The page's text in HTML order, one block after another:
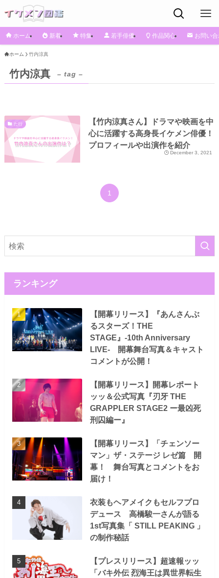
ホーム 新着 特集 若手俳優 作品関心 お問い
ホーム 竹内涼真
竹内涼真 – tag –
た行
【竹内涼真さん】ドラマや映画を中
心に活躍する高身長イケメン俳優！
プロフィールや出演作を紹介
December 3, 2021
1
ランキング
【開幕リリース】『あんさんぶ
るスターズ！THE
STAGE』-10th Anniversary
LIVE- 開幕舞台写真＆キャスト
コメントが公開！
【開幕リリース】開幕レポート
ッッ＆公式写真『刃牙 THE
GRAPPLER STAGE2 ー最凶死
刑囚編ー』
【開幕リリース】「チェンソー
マン」ザ・ステージ レゼ篇 開
幕！ 舞台写真とコメントをお
届け！
衣装もヘアメイクもセルフプロ
デュース 高橋駿一さんが語る
1st写真集「 STILL PEAKING 」
の制作秘話
【プレスリリース】超速報ッッ
「バキ外伝 烈海王は異世界転生